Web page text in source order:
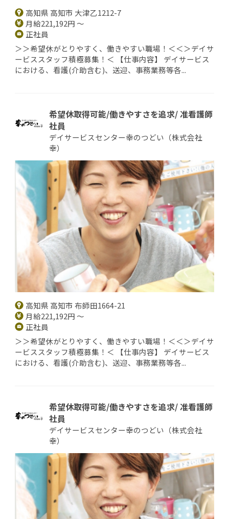
高知県 高知市 大津乙1212-7
月給221,192円 ～
正社員
＞＞希望休がとりやすく、働きやすい職場！＜＜＞デイサ
ービススタッフ積極募集！＜ 【仕事内容】 デイサービス
における、看護(介助含む)、送迎、事務業務等各...
希望休取得可能/働きやすさを追求/ 准看護師
社員
デイサービスセンター幸のつどい（株式会社
幸）
高知県 高知市 布師田1664-21
月給221,192円 ～
正社員
＞＞希望休がとりやすく、働きやすい職場！＜＜＞デイサ
ービススタッフ積極募集！＜ 【仕事内容】 デイサービス
における、看護(介助含む)、送迎、事務業務等各...
希望休取得可能/働きやすさを追求/ 准看護師
社員
デイサービスセンター幸のつどい（株式会社
幸）